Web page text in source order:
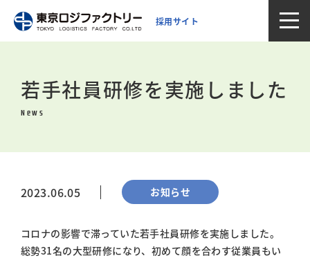
採用サイト
若手社員研修を実施しました
News
2023.06.05 お知らせ
コロナの影響で滞っていた若手社員研修を実施しました。
総勢31名の大型研修になり、初めて顔を合わす従業員もい